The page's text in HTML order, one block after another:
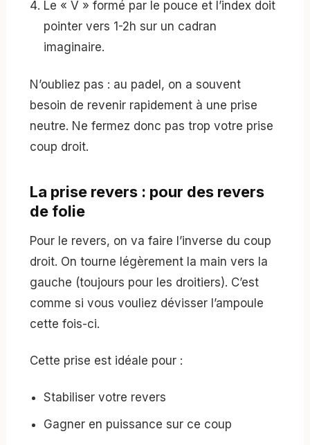
Le « V » formé par le pouce et l’index doit
pointer vers 1-2h sur un cadran
imaginaire.
N’oubliez pas : au padel, on a souvent
besoin de revenir rapidement à une prise
neutre. Ne fermez donc pas trop votre prise
coup droit.
La prise revers : pour des revers
de folie
Pour le revers, on va faire l’inverse du coup
droit. On tourne légèrement la main vers la
gauche (toujours pour les droitiers). C’est
comme si vous vouliez dévisser l’ampoule
cette fois-ci.
Cette prise est idéale pour :
Stabiliser votre revers
Gagner en puissance sur ce coup